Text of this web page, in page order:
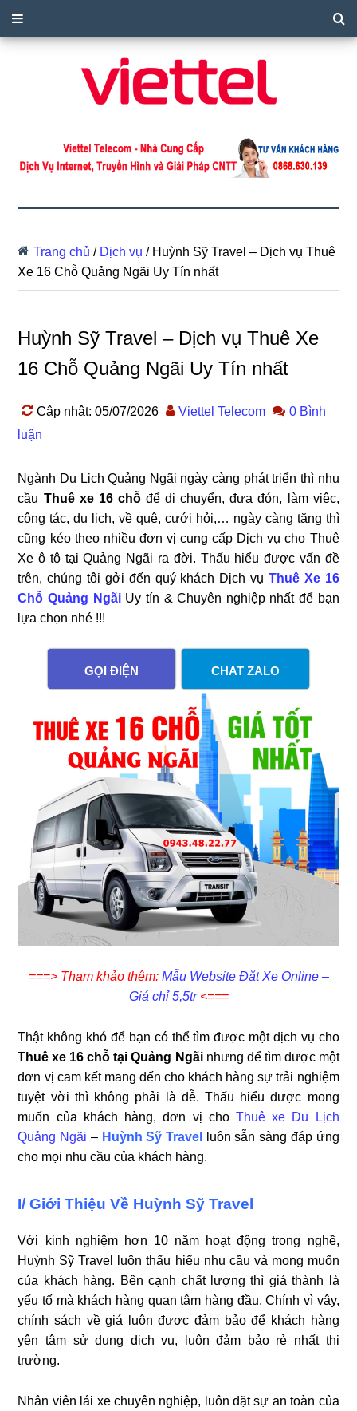
Trang chủ / Dịch vụ / Huỳnh Sỹ Travel – Dịch vụ Thuê
Xe 16 Chỗ Quảng Ngãi Uy Tín nhất
Huỳnh Sỹ Travel – Dịch vụ Thuê Xe
16 Chỗ Quảng Ngãi Uy Tín nhất
Cập nhật: 05/07/2026 Viettel Telecom
0 Bình
luận
Ngành Du Lịch Quảng Ngãi ngày càng phát triển thì nhu
cầu Thuê xe 16 chỗđể di chuyển, đưa đón, làm việc,
công tác, du lịch, về quê, cưới hỏi,… ngày càng tăng thì
cũng kéo theo nhiều đơn vị cung cấp Dịch vụ cho Thuê
Xe ô tô tại Quảng Ngãi ra đời. Thấu hiểu được vấn đề
trên, chúng tôi gởi đến quý khách Dịch vụ Thuê Xe 16
Chỗ Quảng NgãiUy tín & Chuyên nghiệp nhất để bạn
lựa chọn nhé !!!
GỌI ĐIỆN CHAT ZALO
===> Tham khảo thêm: Mẫu Website Đặt Xe Online –
Giá chỉ 5,5tr <===
Thật không khó để bạn có thể tìm được một dịch vụ cho
Thuê xe 16 chỗ tại Quảng Ngãinhưng để tìm được một
đơn vị cam kết mang đến cho khách hàng sự trải nghiệm
tuyệt vời thì không phải là dễ. Thấu hiểu được mong
muốn của khách hàng, đơn vị cho Thuê xe Du Lịch
Quảng Ngãi – Huỳnh Sỹ Travel
luôn sẵn sàng đáp ứng
cho mọi nhu cầu của khách hàng.
I/ Giới Thiệu Về Huỳnh Sỹ Travel
Với kinh nghiệm hơn 10 năm hoạt động trong nghề,
Huỳnh Sỹ Travel luôn thấu hiểu nhu cầu và mong muốn
của khách hàng. Bên cạnh chất lượng thì giá thành là
yếu tố mà khách hàng quan tâm hàng đầu. Chính vì vậy,
chính sách về giá luôn được đảm bảo để khách hàng
yên tâm sử dụng dịch vụ, luôn đảm bảo rẻ nhất thị
trường.
Nhân viên lái xe chuyên nghiệp, luôn đặt sự an toàn của